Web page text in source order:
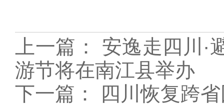
上一篇： 安逸走四川·
游节将在南江县举办
下一篇：
四川恢复跨